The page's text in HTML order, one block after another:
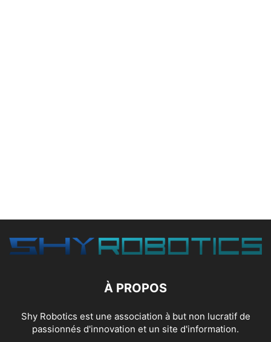
À PROPOS
Shy Robotics est une association à but non lucratif de
passionnés d'innovation et un site d'information.